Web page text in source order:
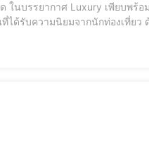
ด้รับความนิยมจากนักท่องเที่ยว